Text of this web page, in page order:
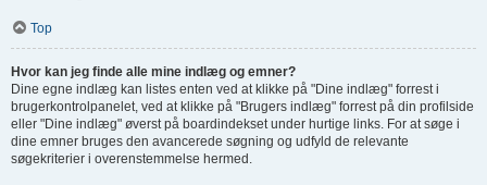
Top
Hvor kan jeg finde alle mine indlæg og emner?
Dine egne indlæg kan listes enten ved at klikke på "Dine indlæg" forrest i
brugerkontrolpanelet, ved at klikke på "Brugers indlæg" forrest på din profilside
eller "Dine indlæg" øverst på boardindekset under hurtige links. For at søge i
dine emner bruges den avancerede søgning og udfyld de relevante
søgekriterier i overenstemmelse hermed.